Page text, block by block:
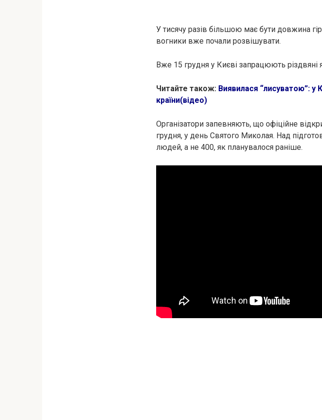
У тисячу разів більшою має бути довжина
вогники вже почали розвішувати.
Вже 15 грудня у Києві запрацюють різдвяні
Читайте також: Виявилася “лисуватою”: у
країни(відео)
Організатори запевняють, що офіційне
грудня, у день Святого Миколая. Над
людей, а не 400, як планувалося раніше.